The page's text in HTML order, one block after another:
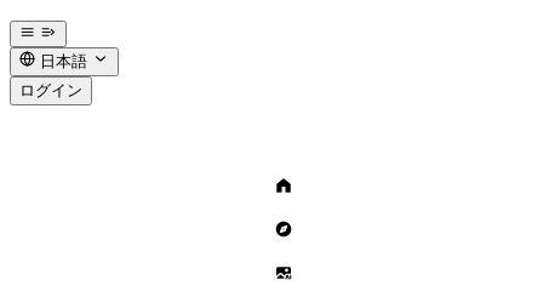
日本語
ログイン